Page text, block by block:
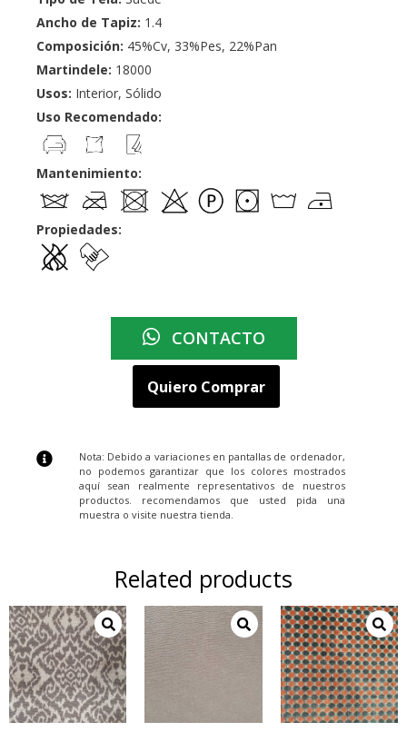
Ancho de Tapiz: 1.4
Composición: 45%Cv, 33%Pes, 22%Pan
Martindele: 18000
Usos: Interior, Sólido
Uso Recomendado:
Mantenimiento:
Propiedades:
CONTACTO
Quiero Comprar
Nota: Debido a variaciones en pantallas de ordenador,
no podemos garantizar que los colores mostrados
aquí sean realmente representativos de nuestros
productos. recomendamos que usted pida una
muestra o visite nuestra tienda.
Related products